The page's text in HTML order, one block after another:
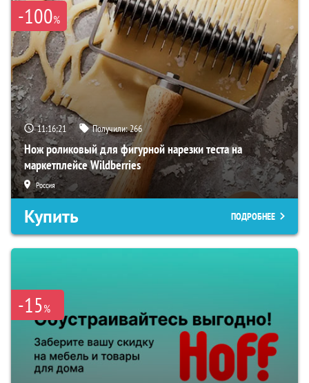
-100%
11:16:19 Получили:266
Нож роликовый для фигурной нарезки теста на
маркетплейсе Wildberries
Россия
Купить ПОДРОБНЕЕ
-15%